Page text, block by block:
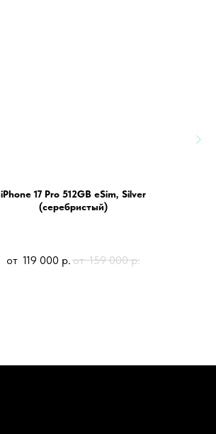
iPhone 17 Pro 512GB eSim, Silver
(серебристый)
119 000 р. 159 000 р.